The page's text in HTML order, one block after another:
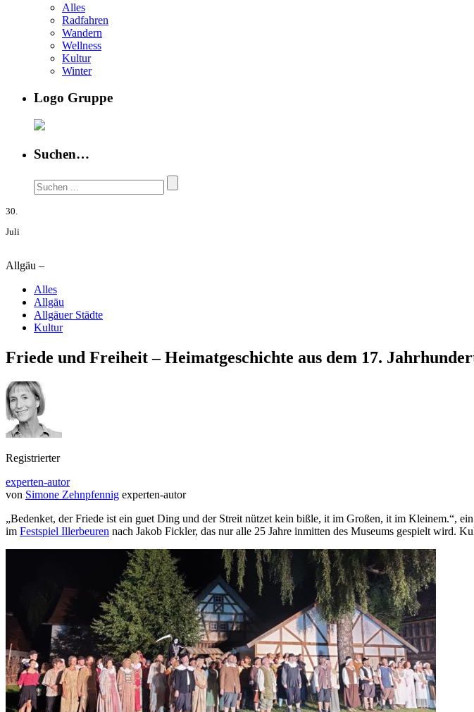
Alles
Radfahren
Wandern
Wellness
Kultur
Winter
Logo Gruppe
Suchen…
30.
Juli
Allgäu –
Alles
Allgäu
Allgäuer Städte
Kultur
Friede und Freiheit – Heimatgeschichte aus dem 17.
Registrierter
experten-autor
von Simone Zehnpfennig experten-autor
„Bedenket, der Friede ist ein guet Ding und der Streit nützet kein bißle, it im Großen, it im Kleinem.“,
im Festspiel Illerbeuren nach Jakob Fickler, das nur alle 25 Jahre inmitten des Museums gespielt wird.